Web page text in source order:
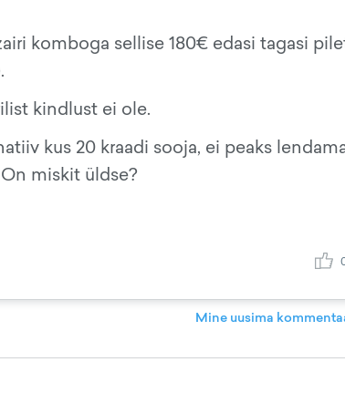
komboga sellise 180€ edasi tagasi
kindlust ei ole.
kus 20 kraadi sooja, ei peaks
miskit üldse?
Mine uusima